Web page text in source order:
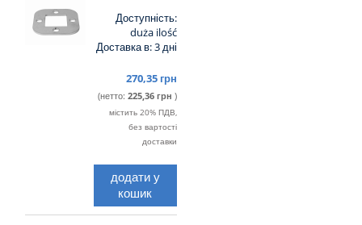
Доступність:
duża ilość
Доставка в:3 дні
270,35 грн
(нетто: 225,36 грн )
містить 20% ПДВ,
без вартості
доставки
додати у
кошик